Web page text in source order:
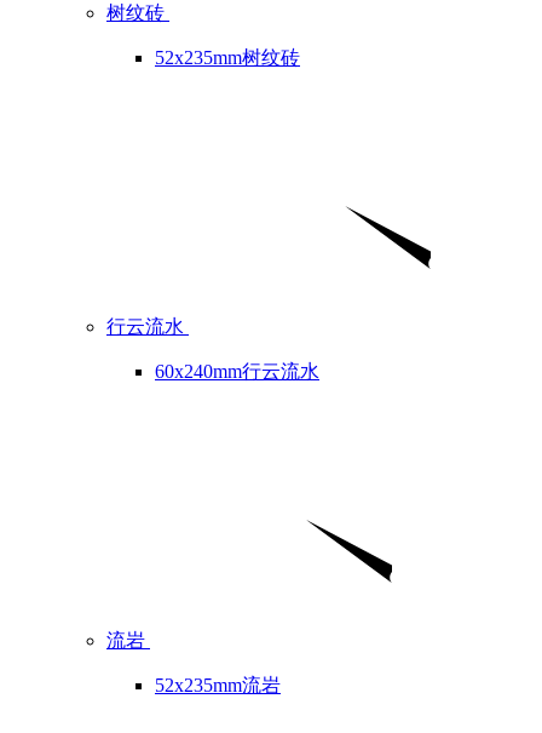
树纹砖
52x235mm树纹砖
行云流水
60x240mm行云流水
流岩
52x235mm流岩